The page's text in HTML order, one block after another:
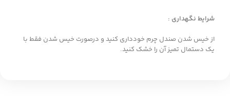
شرایط نگهداری :
از خیس شدن صندل چرم خودداری کنید و درصورت خیس شدن فقط با
یک دستمال تمیز آن را خشک کنید.